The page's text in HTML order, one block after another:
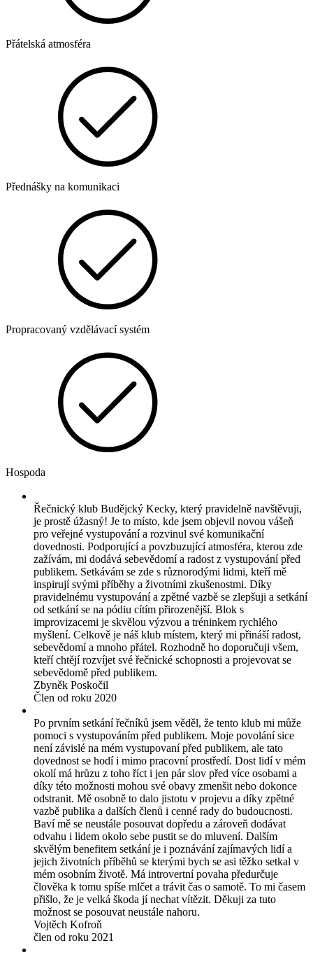
Přátelská atmosféra
Přednášky na komunikaci
Propracovaný vzdělávací systém
Hospoda
Řečnický klub Budějcký Kecky, který pravidelně navštěvuji,
je prostě úžasný! Je to místo, kde jsem objevil novou vášeň
pro veřejné vystupování a rozvinul své komunikační
dovednosti. Podporující a povzbuzující atmosféra, kterou zde
zažívám, mi dodává sebevědomí a radost z vystupování před
publikem. Setkávám se zde s různorodými lidmi, kteří mě
inspirují svými příběhy a životními zkušenostmi. Díky
pravidelnému vystupování a zpětné vazbě se zlepšuji a setkání
od setkání se na pódiu cítím přirozenější. Blok s
improvizacemi je skvělou výzvou a tréninkem rychlého
myšlení. Celkově je náš klub místem, který mi přináší radost,
sebevědomí a mnoho přátel. Rozhodně ho doporučuji všem,
kteří chtějí rozvíjet své řečnické schopnosti a projevovat se
sebevědomě před publikem.
Zbyněk Poskočil
Člen od roku 2020
Po prvním setkání řečníků jsem věděl, že tento klub mi může
pomoci s vystupováním před publikem. Moje povolání sice
není závislé na mém vystupovaní před publikem, ale tato
dovednost se hodí i mimo pracovní prostředí. Dost lidí v mém
okolí má hrůzu z toho říct i jen pár slov před více osobami a
díky této možnosti mohou své obavy zmenšit nebo dokonce
odstranit. Mě osobně to dalo jistotu v projevu a díky zpětné
vazbě publika a dalších členů i cenné rady do budoucnosti.
Baví mě se neustále posouvat dopředu a zároveň dodávat
odvahu i lidem okolo sebe pustit se do mluvení. Dalším
skvělým benefitem setkání je i poznávání zajímavých lidí a
jejich životních příběhů se kterými bych se asi těžko setkal v
mém osobním životě. Má introvertní povaha předurčuje
člověka k tomu spíše mlčet a trávit čas o samotě. To mi časem
přišlo, že je velká škoda jí nechat vítězit. Děkuji za tuto
možnost se posouvat neustále nahoru.
Vojtěch Kofroň
člen od roku 2021